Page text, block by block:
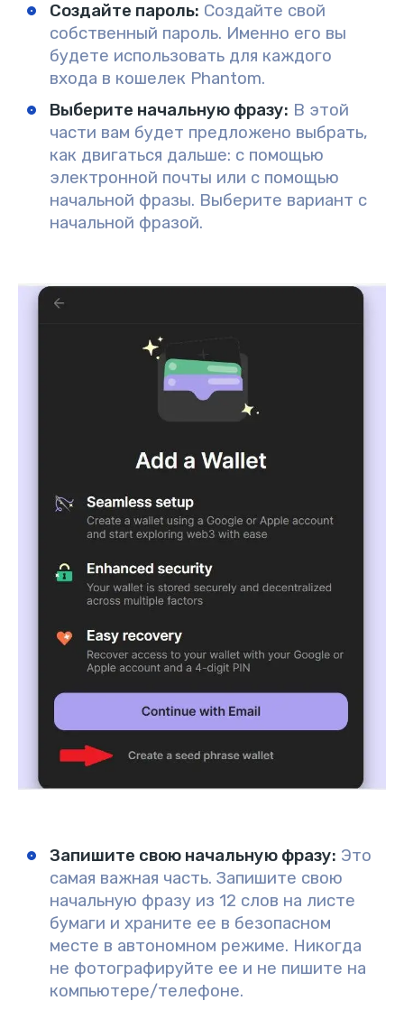
Создайте пароль: Создайте свой
собственный пароль. Именно его вы
будете использовать для каждого
входа в кошелек Phantom.
Выберите начальную фразу: В этой
части вам будет предложено выбрать,
как двигаться дальше: с помощью
электронной почты или с помощью
начальной фразы. Выберите вариант с
начальной фразой.
Запишите свою начальную фразу: Это
самая важная часть. Запишите свою
начальную фразу из 12 слов на листе
бумаги и храните ее в безопасном
месте в автономном режиме. Никогда
не фотографируйте ее и не пишите на
компьютере/телефоне.